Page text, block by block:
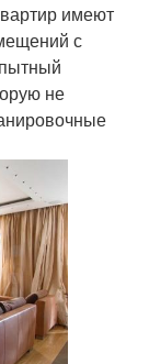
имеют
с
не